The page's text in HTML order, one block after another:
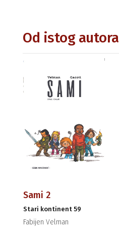
Od istog autora
Sami 2
Stari kontinent 59
Fabijen Velman